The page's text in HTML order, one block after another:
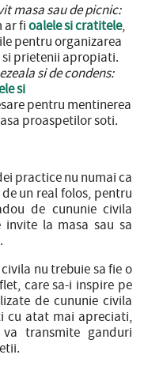
masa sau de picnic:
ar fioalele si cratitele,
pentru organizarea
si prietenii apropiati.
si de condens:
si
pentru mentinerea
proaspetilor soti.
practice nu numai ca
un real folos, pentru
de cununie civila
la masa sau sa
nu trebuie sa fie o
care sa-i inspire pe
de cununie civila
cu atat mai apreciati,
transmite ganduri